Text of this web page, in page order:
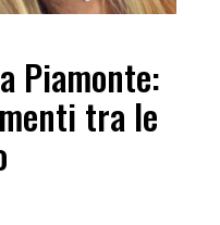
Piamonte:
tra le